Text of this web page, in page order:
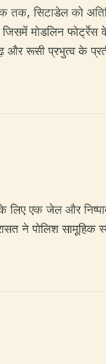
तक, सिटाडेल को
मोडलिन
और रूसी प्रभुत्व के
के लिए एक जेल और
ने पोलिश सामूहिक